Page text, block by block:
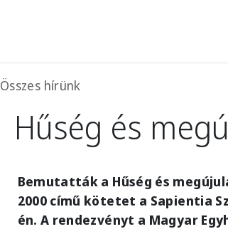
Összes hírünk
Hűség és
Bemutatták a Hűség és
2000 című kötetet a Sapientia
én. A rendezvényt a Magyar